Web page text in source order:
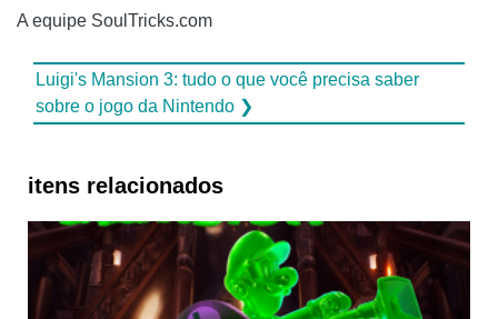
A equipe SoulTricks.com
Luigi's Mansion 3: tudo o que você precisa saber
sobre o jogo da Nintendo ❯
itens relacionados